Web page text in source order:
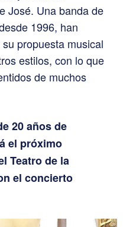
José. Una banda de
1996, han
propuesta musical
estilos, con lo que
de muchos
20 años de
el próximo
Teatro de la
el concierto